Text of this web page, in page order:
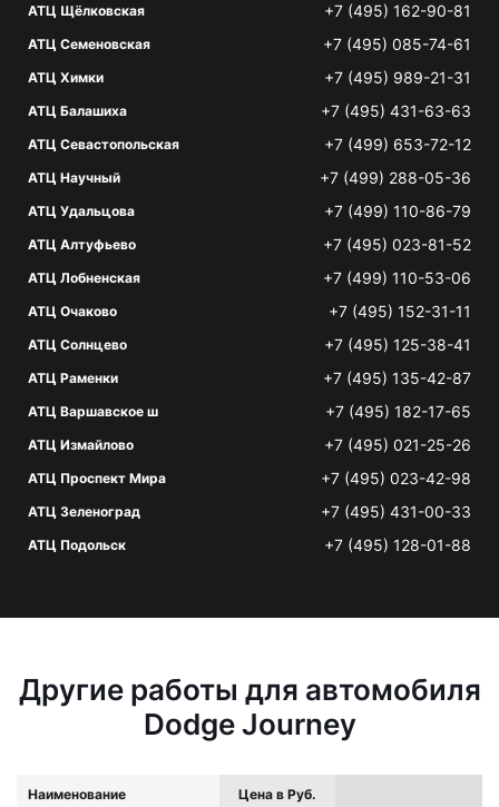
АТЦ Щёлковская +7 (495) 162-90-81
АТЦ Семеновская +7 (495) 085-74-61
АТЦ Химки +7 (495) 989-21-31
АТЦ Балашиха +7 (495) 431-63-63
АТЦ Севастопольская +7 (499) 653-72-12
АТЦ Научный +7 (499) 288-05-36
АТЦ Удальцова +7 (499) 110-86-79
АТЦ Алтуфьево +7 (495) 023-81-52
АТЦ Лобненская +7 (499) 110-53-06
АТЦ Очаково +7 (495) 152-31-11
АТЦ Солнцево +7 (495) 125-38-41
АТЦ Раменки +7 (495) 135-42-87
АТЦ Варшавское ш +7 (495) 182-17-65
АТЦ Измайлово +7 (495) 021-25-26
АТЦ Проспект Мира +7 (495) 023-42-98
АТЦ Зеленоград +7 (495) 431-00-33
АТЦ Подольск +7 (495) 128-01-88
Другие работы для автомобиля
Dodge Journey
Наименование Цена в Руб.